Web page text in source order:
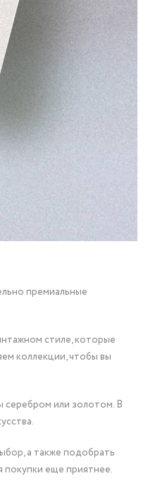
премиальные
стиле, которые
коллекции, чтобы вы
серебром или золотом. В
а также подобрать
еще приятнее.